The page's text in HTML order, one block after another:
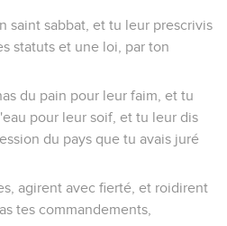
saint sabbat, et tu leur prescrivis
statuts et une loi, par ton
du pain pour leur faim, et tu
pour leur soif, et tu leur dis
du pays que tu avais juré
agirent avec fierté, et roidirent
tes commandements,